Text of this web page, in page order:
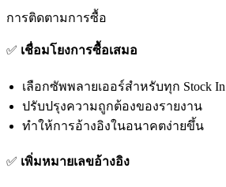
การติดตามการซื้อ
✅ เชื่อมโยงการซื้อเสมอ
เลือกซัพพลายเออร์สำหรับทุก Stock In
ปรับปรุงความถูกต้องของรายงาน
ทำให้การอ้างอิงในอนาคตง่ายขึ้น
✅ เพิ่มหมายเลขอ้างอิง